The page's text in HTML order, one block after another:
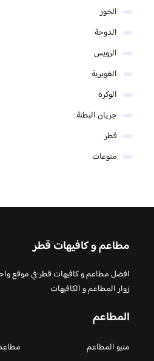
الخور
الدوحة
الرويس
الغويرية
الوكرة
جريان البطنة
قطر
منوعات
مطاعم و كافيهات قطر
افضل مطاعم و كافيهات قطر في موقع
زوار المطاعم و الكافيهات
المطاعم
منيو المطاعم